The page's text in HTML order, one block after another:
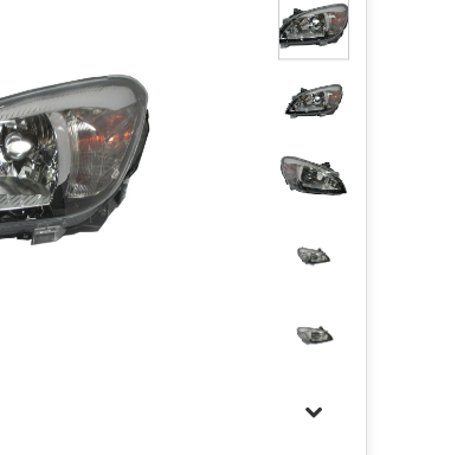
لوازم مصرفی خودرو
قالپاق، رینگ و لاستیک
اکسسوری, لوازم جانبی ,تزِیینات